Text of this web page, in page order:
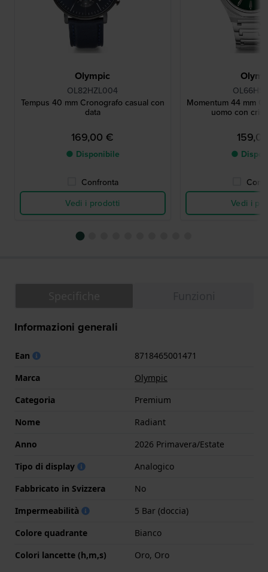
Olympic
OL82HZL004
Tempus 40 mm Cronografo casual con
data
169,00 €
● Disponibile
Confronta
Vedi i prodotti
Momentum 44 mm
uomo con
●
Vedi i
Informazioni generali
Ean
8718465001471
Marca
Olympic
Categoria
Premium
Nome
Radiant
Anno
2026 Primavera/Estate
Tipo di display
Analogico
Fabbricato in Svizzera
No
Impermeabilità
5 Bar (doccia)
Colore quadrante
Bianco
Colori lancette (h,m,s)
Oro, Oro